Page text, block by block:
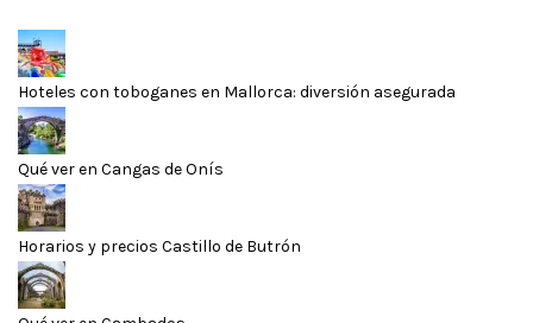
Hoteles con toboganes en Mallorca: diversión asegurada
Qué ver en Cangas de Onís
Horarios y precios Castillo de Butrón